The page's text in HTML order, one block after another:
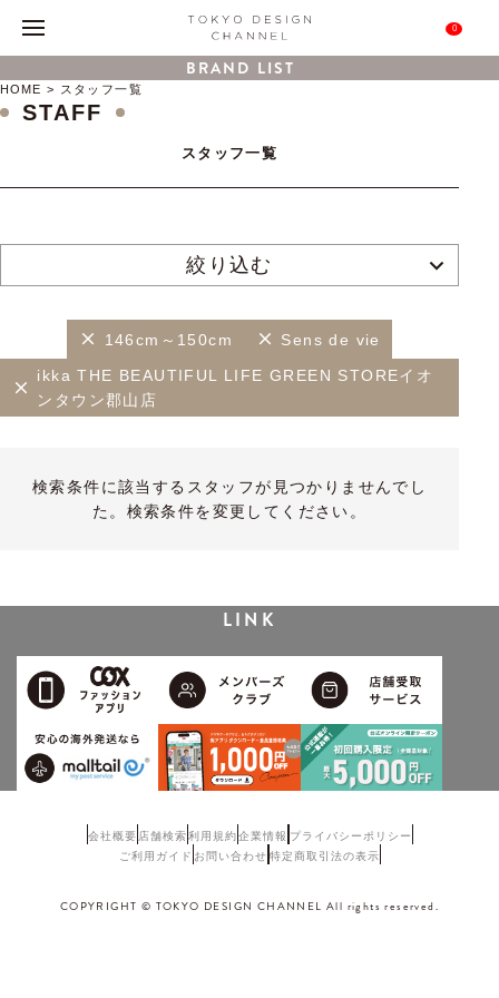
0
BRAND LIST
HOME スタッフ一覧
STAFF
スタッフ一覧
絞り込む
146cm～150cm Sens de vie
ikka THE BEAUTIFUL LIFE GREEN STOREイオ
ンタウン郡山店
検索条件に該当するスタッフが見つかりませんでし
た。検索条件を変更してください。
LINK
会社概要 店舗検索利用規約企業情報 プライバシーポリシー
ご利用ガイド お問い合わせ 特定商取引法の表示
COPYRIGHT © TOKYO DESIGN CHANNEL All rights reserved.